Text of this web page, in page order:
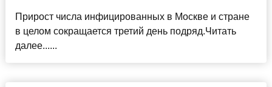
Прирост числа инфицированных в Москве и стране
в целом сокращается третий день подряд.Читать
далее......